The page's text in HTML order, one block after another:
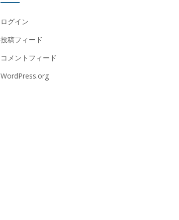
ログイン
投稿フィード
コメントフィード
WordPress.org